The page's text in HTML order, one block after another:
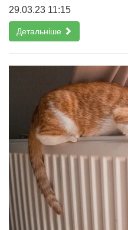
29.03.23 11:15
Детальніше